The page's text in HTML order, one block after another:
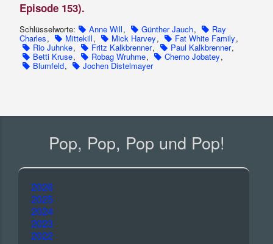
Episode 153).
Schlüsselworte: Anne Will, Günther Jauch, Ray
Charles, Mittekill, Mick Harvey, Fat White Family,
Rio Juhnke, Fritz Kalkbrenner, Paul Kalkbrenner,
Betti Kruse, Robag Wruhme, Cherno Jobatey,
Blumfeld, Jochen Distelmayer
Pop, Pop, Pop und Pop!
2026
2025
2024
2023
2022